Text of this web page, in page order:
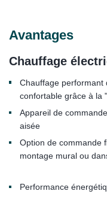
Avantages
Chauffage
Chauffage performant
confortable grâce à la
Appareil de
aisée
Option de commande
montage mural ou
Performance